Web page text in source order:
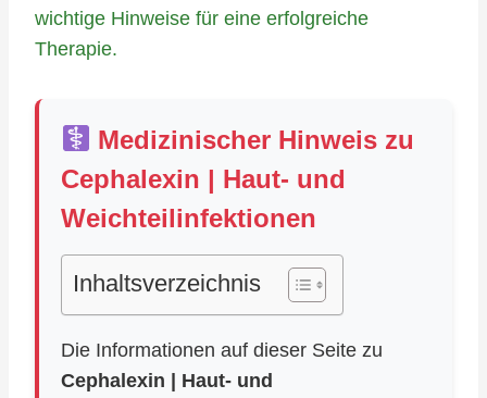
wichtige Hinweise für eine erfolgreiche
Therapie.
Medizinischer Hinweis zu
Cephalexin | Haut- und
Weichteilinfektionen
Inhaltsverzeichnis
Die Informationen auf dieser Seite zu
Cephalexin | Haut- und